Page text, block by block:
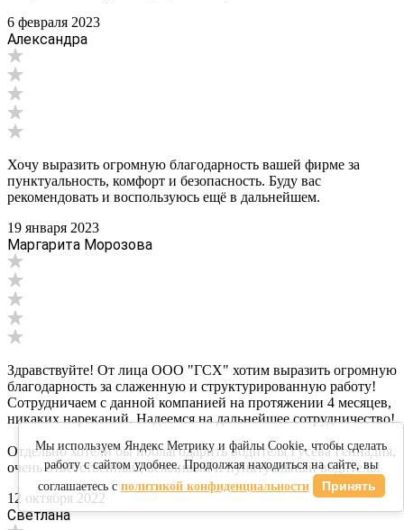
6 февраля 2023
Александра
Хочу выразить огромную благодарность вашей фирме за
пунктуальность, комфорт и безопасность. Буду вас
рекомендовать и воспользуюсь ещё в дальнейшем.
19 января 2023
Маргарита Морозова
Здравствуйте! От лица ООО "ГСХ" хотим выразить огромную
благодарность за слаженную и структурированную работу!
Сотрудничаем с данной компанией на протяжении 4 месяцев,
никаких нареканий. Надеемся на дальнейшее сотрудничество!
Отдельно хотели бы поблагодарить водителя Гусева Геннадия,
очень ответственный, вежливый и пунктуальный водитель!
12 октября 2022
Светлана
Мы используем Яндекс Метрику и файлы Cookie, чтобы сделать
работу с сайтом удобнее. Продолжая находиться на сайте, вы
соглашаетесь с политикой конфиденциальности Принять